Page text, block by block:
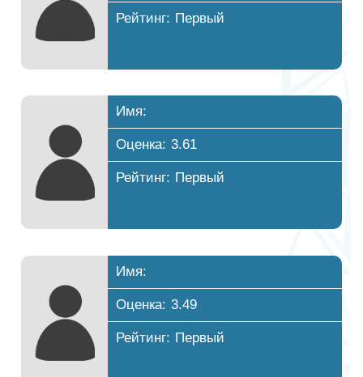
Рейтинг: Первый
Имя:
Оценка: 3.61
Рейтинг: Первый
Имя:
Оценка: 3.49
Рейтинг: Первый